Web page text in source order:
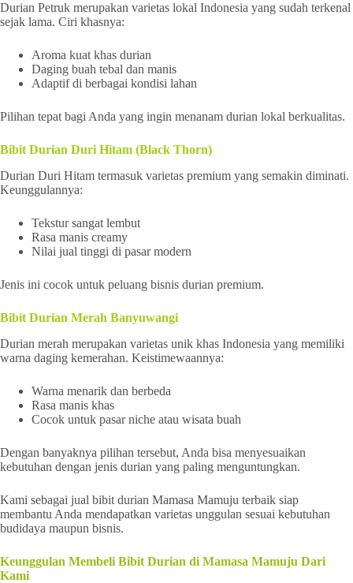
Durian Petruk merupakan varietas lokal Indonesia yang sudah terkenal
sejak lama. Ciri khasnya:
Aroma kuat khas durian
Daging buah tebal dan manis
Adaptif di berbagai kondisi lahan
Pilihan tepat bagi Anda yang ingin menanam durian lokal berkualitas.
Bibit Durian Duri Hitam (Black Thorn)
Durian Duri Hitam termasuk varietas premium yang semakin diminati.
Keunggulannya:
Tekstur sangat lembut
Rasa manis creamy
Nilai jual tinggi di pasar modern
Jenis ini cocok untuk peluang bisnis durian premium.
Bibit Durian Merah Banyuwangi
Durian merah merupakan varietas unik khas Indonesia yang memiliki
warna daging kemerahan. Keistimewaannya:
Warna menarik dan berbeda
Rasa manis khas
Cocok untuk pasar niche atau wisata buah
Dengan banyaknya pilihan tersebut, Anda bisa menyesuaikan
kebutuhan dengan jenis durian yang paling menguntungkan.
Kami sebagai jual bibit durian Mamasa Mamuju terbaik siap
membantu Anda mendapatkan varietas unggulan sesuai kebutuhan
budidaya maupun bisnis.
Keunggulan Membeli Bibit Durian di Mamasa Mamuju Dari
Kami